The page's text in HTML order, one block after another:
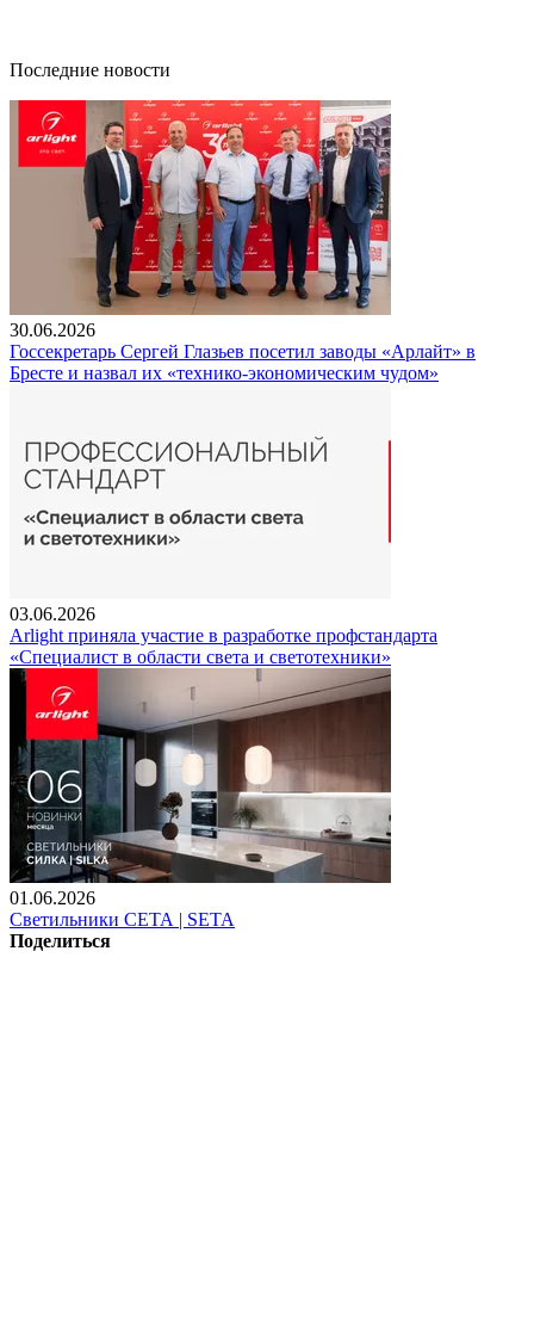
Последние новости
30.06.2026
Госсекретарь Сергей Глазьев посетил заводы «Арлайт» в
Бресте и назвал их «технико-экономическим чудом»
03.06.2026
Arlight приняла участие в разработке профстандарта
«Специалист в области света и светотехники»
01.06.2026
Светильники СЕТА | SETA
Поделиться